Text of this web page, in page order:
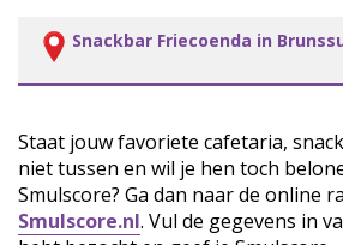
Snackbar Friecoenda in
Staat jouw favoriete cafetaria,
niet tussen en wil je hen toch
Smulscore? Ga dan naar de online
Smulscore.nl. Vul de gegevens in